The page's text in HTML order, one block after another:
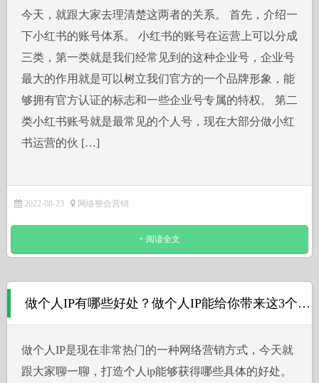
今天，就跟大家去理清楚这两者的关系。 首先，介绍一
下小红书的账号体系。 小红书的账号在运营上可以分成
三类，第一类就是我们经常见到的这种企业号，企业号
最大的作用就是可以树立我们官方的一个品牌形象，能
够拥有官方认证的标志和一些企业号专属的特权。 第二
类小红书账号就是最常见的个人号，现在大部分做小红
书运营的伙 […]
2022-08-23 网络整合营销
+ 阅读全文
做个人IP有哪些好处？做个人IP能给你带来这3个改变
做个人IP是现在非常热门的一种网络营销方式，今天就
跟大家聊一聊，打造个人ip能够获得哪些具体的好处。